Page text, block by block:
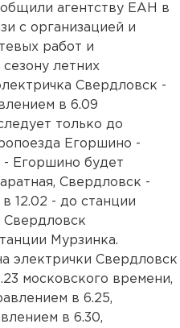
агентству ЕАН в
с организацией и
работ и
летних
Свердловск -
в 6.09
только до
Егоршино -
Егоршино будет
Свердловск -
12.02 - до станции
Свердловск
Мурзинка.
электрички Свердловск
московского времени,
в 6.25,
в 6.30,